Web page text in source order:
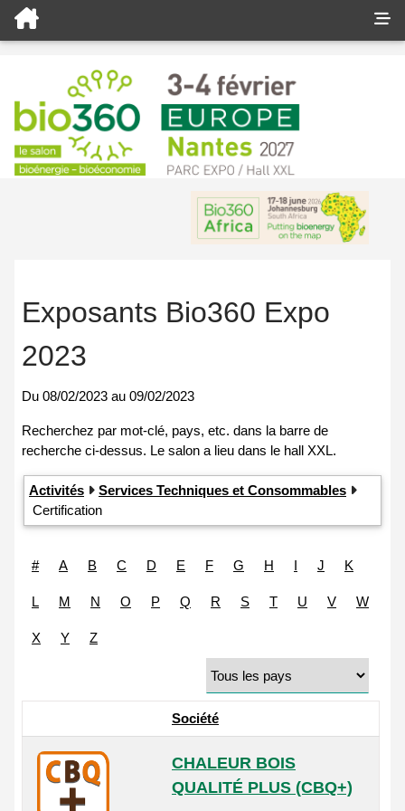
Exposants Bio360 Expo
2023
Du 08/02/2023 au 09/02/2023
Activités
Services Techniques et Consommables
Certification
# A B C D E F G H I J K
L M N O P Q R S T U V W
X Y Z
Société
CHALEUR BOIS
QUALITÉ PLUS (CBQ+)